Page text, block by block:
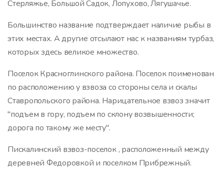
Стерляжье, Большой Садок, Лопухово, Лягушачье.
Большинство название подтверждает наличие рыбы в
этих местах. А другие отсылают нас к названиям турбаз,
которых здесь великое множество.
Поселок Красноглинского района. Поселок поименован
по расположению у взвоза со стороны села и скалы
Ставропольского района. Нарицательное взвоз значит
"подъем в гору, подъем по склону возвышенности;
дорога по такому же месту".
Пискалинский взвоз-поселок , расположенный между
деревней Федоровкой и поселком Прибрежный.